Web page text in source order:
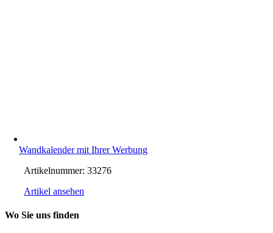
Wandkalender mit Ihrer Werbung
Artikelnummer:33276
Artikel ansehen
Wo Sie uns finden